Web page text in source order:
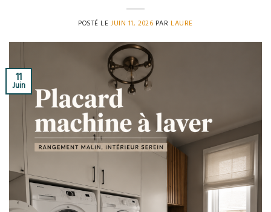
POSTÉ LEJUIN 11, 2026 PAR LAURE
11
Juin